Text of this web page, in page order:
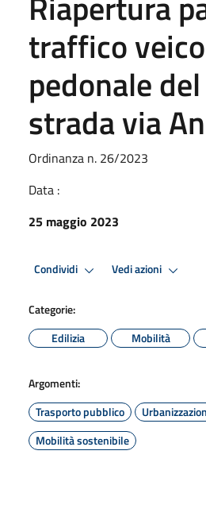
traffico
pedonale
strada via
Ordinanza n. 26/2023
Data :
25 maggio 2023
Condividi Vedi azioni
Categorie:
Edilizia
Mobilità
Argomenti:
Trasporto pubblico
Mobilità sostenibile